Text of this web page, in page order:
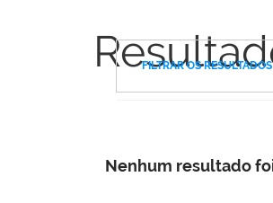
FILTRAR OS RESULTADOS
Nenhum resultado